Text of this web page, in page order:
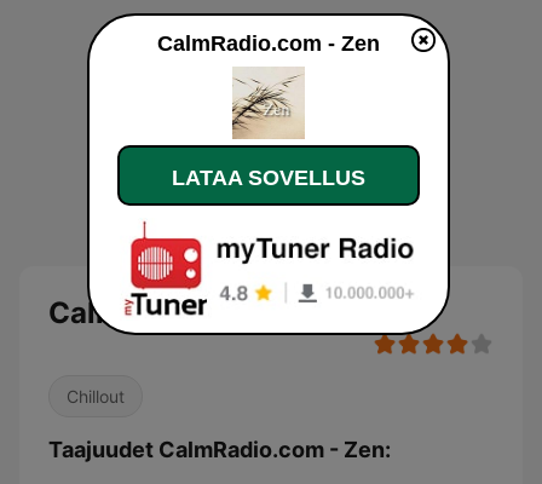
CalmRadio.com - Zen
Chillout
Taajuudet CalmRadio.com - Zen:
CalmRadio.com - Zen
LATAA SOVELLUS